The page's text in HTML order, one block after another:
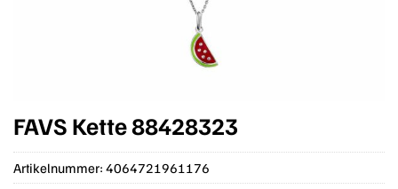
FAVS Kette 88428323
Artikelnummer: 4064721961176